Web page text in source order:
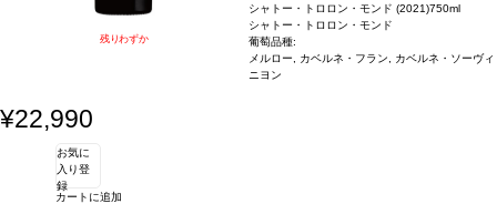
残りわずか
シャトー・トロロン・モンド (2021)750ml
シャトー・トロロン・モンド
葡萄品種:
メルロー, カベルネ・フラン, カベルネ・ソーヴィ
ニヨン
¥22,990
お気に
入り登
録
カートに追加